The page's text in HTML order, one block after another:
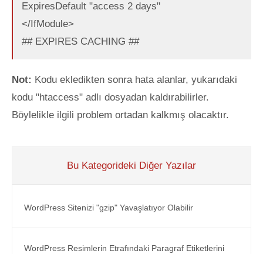
ExpiresDefault "access 2 days"
</IfModule>
## EXPIRES CACHING ##
Not: Kodu ekledikten sonra hata alanlar, yukarıdaki
kodu "htaccess" adlı dosyadan kaldırabilirler.
Böylelikle ilgili problem ortadan kalkmış olacaktır.
Bu Kategorideki Diğer Yazılar
WordPress Sitenizi "gzip" Yavaşlatıyor Olabilir
WordPress Resimlerin Etrafındaki Paragraf Etiketlerini